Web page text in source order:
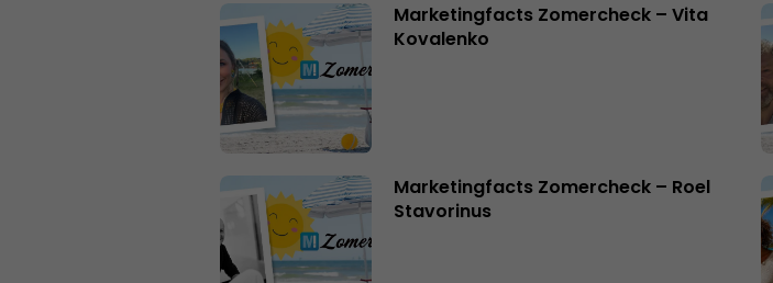
Marketingfacts Zomercheck – Vita
Kovalenko
Marketingfacts Zomercheck – Roel
Stavorinus